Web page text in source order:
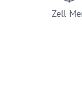
Zell-